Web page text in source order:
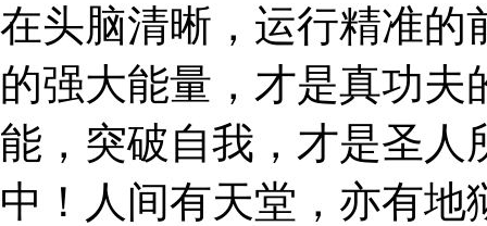
在头脑清晰，运行精准的
的强大能量，才是真功
能，突破自我，才是圣人
中！人间有天堂，亦有